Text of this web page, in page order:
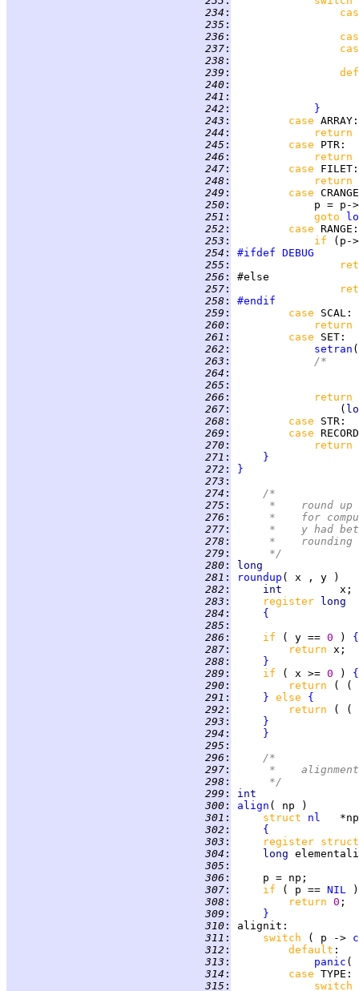
234 :
235 :
236 :
237 :
238 :
239 :
240 :
241 :
242 :
}
243 : case ARRAY
244 :
return
245 : case PTR
246 :
return
247 : case FILET
248 :
return
249 : case CRANGE
250 :
251 : goto
252 : case RANGE
253 : if
(p-
254 : #ifdef DEBUG
255 :
256 :
257 :
258 :
#endif
259 : case SCAL
260 :
return
261 : case SET
262 :
setran
263 :
/*
264 :
265 :
266 :
return
267 :
                 (
268 : case STR
269 : case RECORD
270 :
return
271 :
}
272 :
}
273 :
274 :
/*
275 :
*
276 :
*	for
277 :
*	y
278 :
*
279 :
     */
280 :
long
281 : roundup
282 : int
283 : register
284 :
{
285 :
286 : if ( y == 0 ) {
287 : return
288 :
}
289 : if ( x >= 0 ) {
290 : return
( (
291 : } else {
292 : return
( (
293 :
}
294 :
}
295 :
296 :
/*
297 :
*
298 :
     */
299 :
int
300 : align
301 : struct nl
302 :
{
303 :
register
304 :
long
305 :
306 :
307 : if ( p == NIL
308 : return 0
309 :
}
310 : alignit
311 : switch ( p ->
312 : default
313 : panic (
314 : case TYPE
315 :
switch